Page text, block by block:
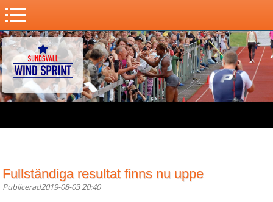
Fullständiga resultat finns nu uppe
Publicerad2019-08-03 20:40